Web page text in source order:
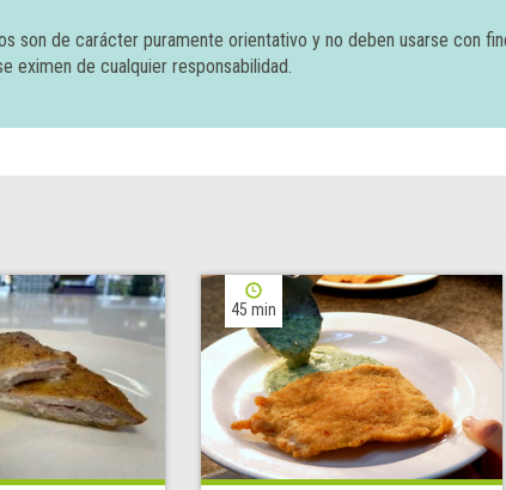
son de carácter puramente orientativo y no deben usarse con
eximen de cualquier responsabilidad.
45 min